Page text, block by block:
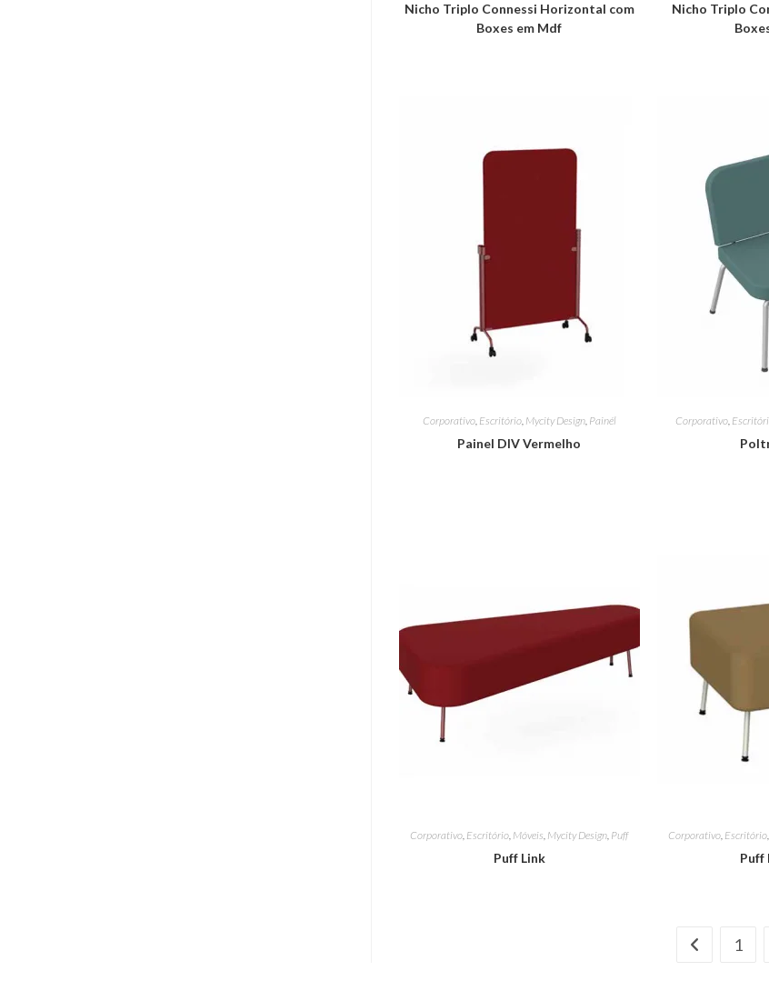
Nicho Triplo Connessi Horizontal com
Boxes em Mdf
Nicho Triplo
Corporativo, Escritório, Mycity Design, Painél
Painel DIV Vermelho
Corporativo,
Corporativo, Escritório, Móveis, Mycity Design, Puff
Puff Link
Corporativo, Escritório,
Puff
1